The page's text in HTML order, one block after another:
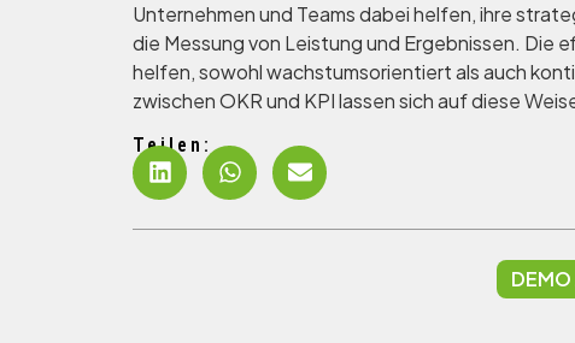
Unternehmen und Teams dabei helfen, ihre
die Messung von Leistung und Ergebnissen. Die
helfen, sowohl wachstumsorientiert als auch
zwischen OKR und KPI lassen sich auf diese
Teilen:
DEMO